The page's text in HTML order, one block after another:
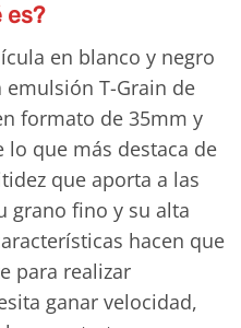
es?
en blanco y negro
emulsión T-Grain de
formato de 35mm y
lo que más destaca de
que aporta a las
grano fino y su alta
hacen que
para realizar
ganar velocidad,